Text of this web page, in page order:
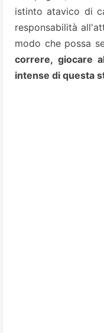
istinto atavico di
responsabilità
modo che possa
correre, giocare
intense di questa